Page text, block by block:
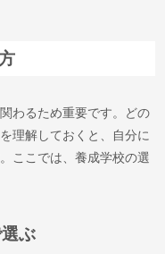
わるため重要です。どの
理解しておくと、自分に
ここでは、養成学校の選
ぶ